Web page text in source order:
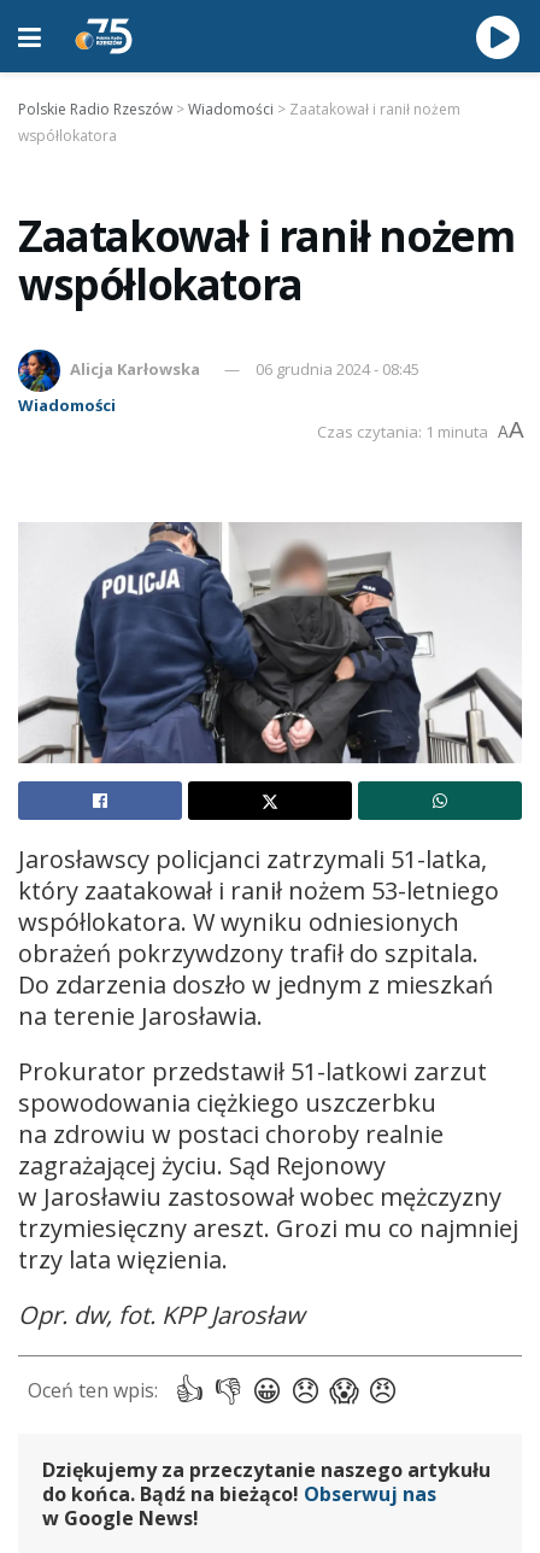
Polskie Radio Rzeszów >Wiadomości > Zaatakował i ranił nożem
współlokatora
Zaatakował i ranił nożem
współlokatora
Alicja Karłowska
06 grudnia 2024 - 08:45
Wiadomości
Czas czytania: 1 minuta AA
Jarosławscy policjanci zatrzymali 51-latka,
który zaatakował i ranił nożem 53-letniego
współlokatora. W wyniku odniesionych
obrażeń pokrzywdzony trafił do szpitala.
Do zdarzenia doszło w jednym z mieszkań
na terenie Jarosławia.
Prokurator przedstawił 51-latkowi zarzut
spowodowania ciężkiego uszczerbku
na zdrowiu w postaci choroby realnie
zagrażającej życiu. Sąd Rejonowy
w Jarosławiu zastosował wobec mężczyzny
trzymiesięczny areszt. Grozi mu co najmniej
trzy lata więzienia.
Opr. dw, fot. KPP Jarosław
Dziękujemy za przeczytanie naszego artykułu
do końca. Bądź na bieżąco! Obserwuj nas
w Google News!